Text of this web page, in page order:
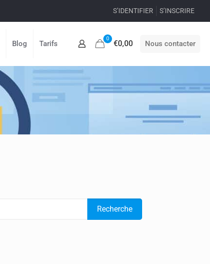
S’IDENTIFIER S’INSCRIRE
Blog Tarifs
0
€0,00 Nous contacter